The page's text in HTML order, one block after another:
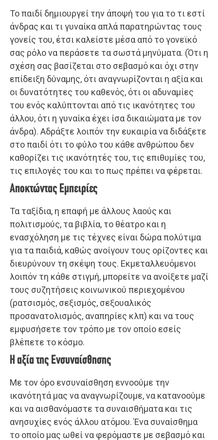
Το παιδί δημιουργεί την άποψή του για το τι εστί
άνδρας και τι γυναίκα απλά παρατηρώντας τους
γονείς του, έτσι καλείστε μέσα από το γονεϊκό
σας ρόλο να περάσετε τα σωστά μηνύματα. (Ότι η
σχέση σας βασίζεται στο σεβασμό και όχι στην
επίδειξη δύναμης, ότι αναγνωρίζονται η αξία και
οι δυνατότητες του καθενός, ότι οι αδυναμίες
του ενός καλύπτονται από τις ικανότητες του
άλλου, ότι η γυναίκα έχει ίσα δικαιώματα με τον
άνδρα). Αδράξτε λοιπόν την ευκαιρία να διδάξετε
στο παιδί ότι το φύλο του κάθε ανθρώπου δεν
καθορίζει τις ικανότητές του, τις επιθυμίες του,
τις επιλογές του και το πως πρέπει να φέρεται.
Αποκτώντας Εμπειρίες
Τα ταξίδια, η επαφή με άλλους λαούς και
πολιτισμούς, τα βιβλία, το θέατρο και η
ενασχόληση με τις τέχνες είναι δώρα πολύτιμα
για τα παιδιά, καθώς ανοίγουν τους ορίζοντες και
διευρύνουν τη σκέψη τους. Εκμεταλλευόμενοι
λοιπόν τη κάθε στιγμή, μπορείτε να ανοίξετε μαζί
τους συζητήσεις κοινωνικού περιεχομένου
(ρατσισμός, σεξισμός, σεξουαλικός
προσανατολισμός, αναπηρίες κλπ) και να τους
εμφυσήσετε τον τρόπο με τον οποίο εσείς
βλέπετε το κόσμο.
Η αξία της Ενσυναίσθησης
Με τον όρο ενσυναίσθηση εννοούμε την
ικανότητά μας να αναγνωρίζουμε, να κατανοούμε
και να αισθανόμαστε τα συναισθήματα και τις
ανησυχίες ενός άλλου ατόμου. Ένα συναίσθημα
το οποίο μας ωθεί να φερόμαστε με σεβασμό και